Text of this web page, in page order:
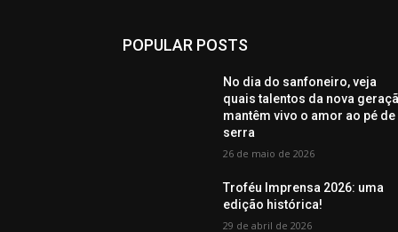
POPULAR POSTS
No dia do sanfoneiro, veja
quais talentos da nova
mantêm vivo o amor ao pé de
serra
26 de maio de 2026
Troféu Imprensa 2026: uma
edição histórica!
29 de abril de 2026